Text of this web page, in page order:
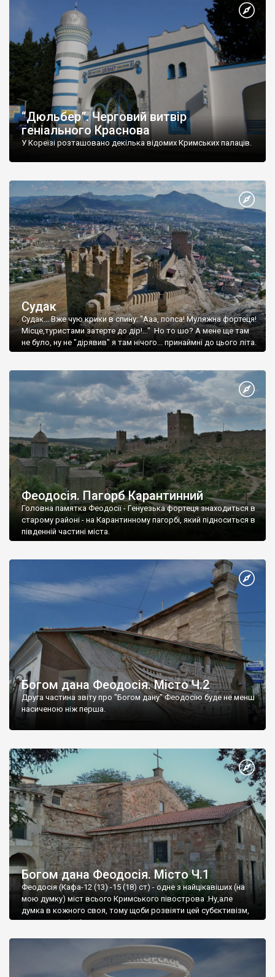
“Дюльбер”. Черговий витвір
геніального Краснова
У Кореїзі розташовано декілька відомих Кримських палаців.
Судак
Судак... Вже чую крики в спину: "Ааа, попса! Муляжна фортеця!
Місце,туристами затерте до дір!..." Но то шо? А мене ще там
не було, ну не "дірявив" я там нічого... принаймні до цього літа.
Феодосія. Пагорб Карантинний
Головна памятка Феодосії - Генуезька фортеця знаходиться в
старому районі - на Карантинному пагорбі, який підноситься в
південній частині міста.
Богом дана Феодосія. Місто Ч.2
Друга частина звіту про "Богом дану" Феодосію буде не менш
насиченою ніж перша.
Богом дана Феодосія. Місто Ч.1
Феодосія (Кафа-12 (13) -15 (18) ст) - одне з найцікавіших (на
мою думку) міст всього Кримського півострова .Ну,але
думка в кожного своя, тому щоби розвіяти цей субєктивізм,
запрошую відвідати це